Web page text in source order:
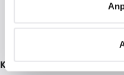
Ta reda på mer om hur
Du kan ändra eller dra
Kundservice